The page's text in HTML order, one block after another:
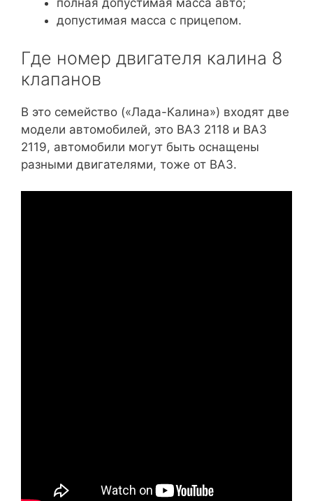
полная допустимая масса авто;
допустимая масса с прицепом.
Где номер двигателя калина 8
клапанов
В это семейство («Лада-Калина») входят две
модели автомобилей, это ВАЗ 2118 и ВАЗ
2119, автомобили могут быть оснащены
разными двигателями, тоже от ВАЗ.